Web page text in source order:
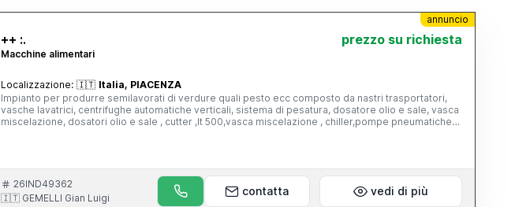
annuncio
++ :.
Macchine alimentari
prezzo su richiesta
Localizzazione: 🇮🇹 Italia, PIACENZA
Impianto per produrre semilavorati di verdure quali pesto ecc composto da nastri trasportatori,
vasche lavatrici, centrifughe automatiche verticali, sistema di pesatura, dosatore olio e sale, vasca
miscelazione, dosatori olio e sale , cutter ,lt 500,vasca miscelazione , chiller,pompe pneumatiche
26IND49362
🇮🇹 GEMELLI Gian Luigi
contatta vedi di più